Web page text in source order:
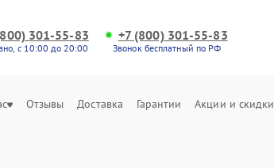
301-55-83
с 10:00 до 20:00
+7 (800) 301-55-83
Звонок бесплатный по РФ
Отзывы Доставка Гарантии Акции и скидки